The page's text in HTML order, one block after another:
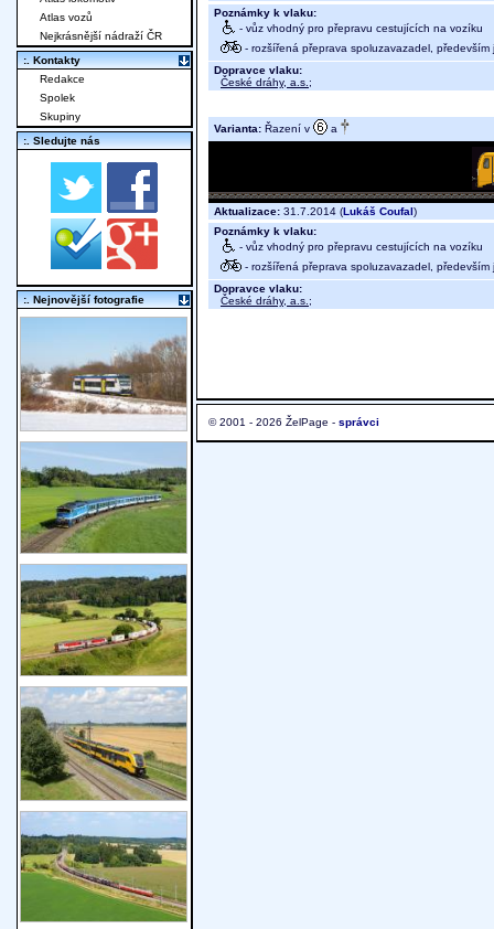
Poznámky k vlaku:
- vůz vhodný pro přepravu cestujících na vozíku
- rozšířená přeprava spoluzavazadel, především
Dopravce vlaku:
České dráhy, a.s. ;
Varianta: Řazení v a
Aktualizace: 31.7.2014 (Lukáš Coufal)
Poznámky k vlaku:
- vůz vhodný pro přepravu cestujících na vozíku
- rozšířená přeprava spoluzavazadel, především
Dopravce vlaku:
České dráhy, a.s. ;
© 2001 - 2026 ŽelPage - správci
Atlas vozů
Nejkrásnější nádraží ČR
:. Kontakty
Redakce
Spolek
Skupiny
:. Sledujte nás
:. Nejnovější fotografie